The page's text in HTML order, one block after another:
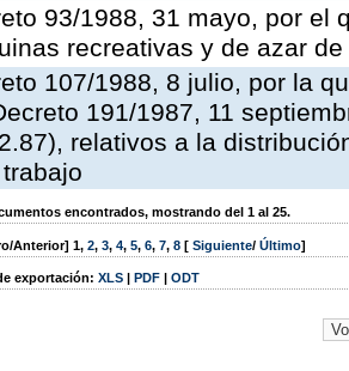
93/1988, 31 mayo, por el
recreativas y de azar
107/1988, 8 julio, por la
191/1987, 11
relativos a la
encontrados, mostrando del 1 al 25.
Anterior] 1, 2, 3, 4, 5, 6, 7, 8 [ Siguiente/ Último]
exportación: XLS | PDF | ODT